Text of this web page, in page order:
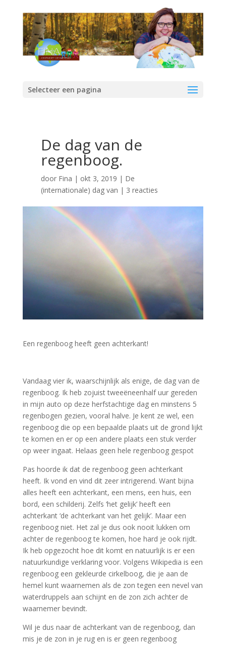
Selecteer een pagina
De dag van de
regenboog.
door Fina | okt 3, 2019 | De
(internationale) dag van | 3 reacties
Een regenboog heeft geen achterkant!
Vandaag vier ik, waarschijnlijk als enige, de dag van de
regenboog. Ik heb zojuist tweeëneenhalf uur gereden
in mijn auto op deze herfstachtige dag en minstens 5
regenbogen gezien, vooral halve. Je kent ze wel, een
regenboog die op een bepaalde plaats uit de grond lijkt
te komen en er op een andere plaats een stuk verder
op weer ingaat. Helaas geen hele regenboog gespot
Pas hoorde ik dat de regenboog geen achterkant
heeft. Ik vond en vind dit zeer intrigerend. Want bijna
alles heeft een achterkant, een mens, een huis, een
bord, een schilderij. Zelfs ‘het gelijk’ heeft een
achterkant ‘de achterkant van het gelijk’. Maar een
regenboog niet. Het zal je dus ook nooit lukken om
achter de regenboog te komen, hoe hard je ook rijdt.
Ik heb opgezocht hoe dit komt en natuurlijk is er een
natuurkundige verklaring voor. Volgens Wikipedia is een
regenboog een gekleurde cirkelboog, die je aan de
hemel kunt waarnemen als de zon tegen een nevel van
waterdruppels aan schijnt en de zon zich achter de
waarnemer bevindt.
Wil je dus naar de achterkant van de regenboog, dan
mis je de zon in je rug en is er geen regenboog